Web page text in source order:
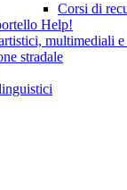
Corsi di
Help!
multimediali
stradale